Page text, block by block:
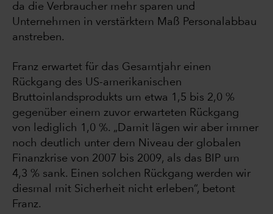
da die Verbraucher mehr sparen und
Unternehmen in verstärktem Maß Personalabbau
anstreben.
Franz erwartet für das Gesamtjahr einen
Rückgang des US-amerikanischen
Bruttoinlandsprodukts um etwa 1,5 bis 2,0 %
gegenüber einem zuvor erwarteten Rückgang
von lediglich 1,0 %. „Damit lägen wir aber immer
noch deutlich unter dem Niveau der globalen
Finanzkrise von 2007 bis 2009, als das BIP um
4,3 % sank. Einen solchen Rückgang werden wir
diesmal mit Sicherheit nicht erleben“, betont
Franz.